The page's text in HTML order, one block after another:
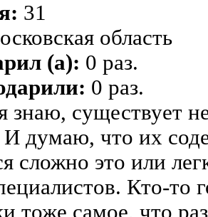
31
область
(а): 0 раз.
0 раз.
знаю, существует
И думаю, что их
сложно это или
Кто-то
тоже самое, что